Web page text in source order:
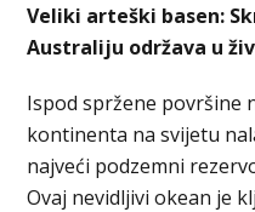
Veliki arteški basen:
Australiju održava u
Ispod spržene površine
kontinenta na svijetu
najveći podzemni
Ovaj nevidljivi okean je